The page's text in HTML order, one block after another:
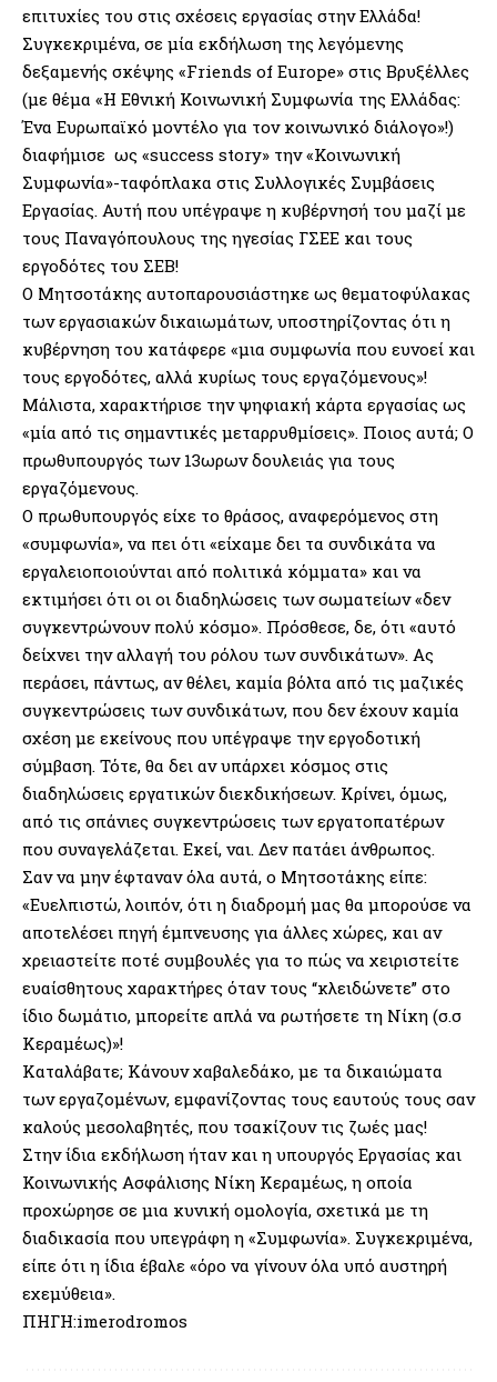
επιτυχίες του στις σχέσεις εργασίας στην Ελλάδα!
Συγκεκριμένα, σε μία εκδήλωση της λεγόμενης
δεξαμενής σκέψης «Friends of Europe» στις Βρυξέλλες
(με θέμα «Η Εθνική Κοινωνική Συμφωνία της Ελλάδας:
Ένα Ευρωπαϊκό μοντέλο για τον κοινωνικό διάλογο»!)
διαφήμισε ως «success story» την «Κοινωνική
Συμφωνία»-ταφόπλακα στις Συλλογικές Συμβάσεις
Εργασίας. Αυτή που υπέγραψε η κυβέρνησή του μαζί με
τους Παναγόπουλους της ηγεσίας ΓΣΕΕ και τους
εργοδότες του ΣΕΒ!
Ο Μητσοτάκης αυτοπαρουσιάστηκε ως θεματοφύλακας
των εργασιακών δικαιωμάτων, υποστηρίζοντας ότι η
κυβέρνηση του κατάφερε «μια συμφωνία που ευνοεί και
τους εργοδότες, αλλά κυρίως τους εργαζόμενους»!
Μάλιστα, χαρακτήρισε την ψηφιακή κάρτα εργασίας ως
«μία από τις σημαντικές μεταρρυθμίσεις». Ποιος αυτά; Ο
πρωθυπουργός των 13ωρων δουλειάς για τους
εργαζόμενους.
Ο πρωθυπουργός είχε το θράσος, αναφερόμενος στη
«συμφωνία», να πει ότι «είχαμε δει τα συνδικάτα να
εργαλειοποιούνται από πολιτικά κόμματα» και να
εκτιμήσει ότι οι οι διαδηλώσεις των σωματείων «δεν
συγκεντρώνουν πολύ κόσμο». Πρόσθεσε, δε, ότι «αυτό
δείχνει την αλλαγή του ρόλου των συνδικάτων». Ας
περάσει, πάντως, αν θέλει, καμία βόλτα από τις μαζικές
συγκεντρώσεις των συνδικάτων, που δεν έχουν καμία
σχέση με εκείνους που υπέγραψε την εργοδοτική
σύμβαση. Τότε, θα δει αν υπάρχει κόσμος στις
διαδηλώσεις εργατικών διεκδικήσεων. Κρίνει, όμως,
από τις σπάνιες συγκεντρώσεις των εργατοπατέρων
που συναγελάζεται. Εκεί, ναι. Δεν πατάει άνθρωπος.
Σαν να μην έφταναν όλα αυτά, ο Μητσοτάκης είπε:
«Ευελπιστώ, λοιπόν, ότι η διαδρομή μας θα μπορούσε να
αποτελέσει πηγή έμπνευσης για άλλες χώρες, και αν
χρειαστείτε ποτέ συμβουλές για το πώς να χειριστείτε
ευαίσθητους χαρακτήρες όταν τους “κλειδώνετε” στο
ίδιο δωμάτιο, μπορείτε απλά να ρωτήσετε τη Νίκη (σ.σ
Κεραμέως)»!
Καταλάβατε; Κάνουν χαβαλεδάκο, με τα δικαιώματα
των εργαζομένων, εμφανίζοντας τους εαυτούς τους σαν
καλούς μεσολαβητές, που τσακίζουν τις ζωές μας!
Στην ίδια εκδήλωση ήταν και η υπουργός Εργασίας και
Κοινωνικής Ασφάλισης Νίκη Κεραμέως, η οποία
προχώρησε σε μια κυνική ομολογία, σχετικά με τη
διαδικασία που υπεγράφη η «Συμφωνία». Συγκεκριμένα,
είπε ότι η ίδια έβαλε «όρο να γίνουν όλα υπό αυστηρή
εχεμύθεια».
ΠΗΓΗ:imerodromos